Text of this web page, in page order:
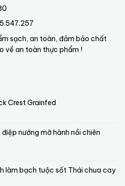
sạch, an toàn, đảm bảo chất
về an toàn thực phẩm !
Crest Grainfed
nướng mỡ hành nồi chiên
làm bạch tuộc sốt Thái chua cay